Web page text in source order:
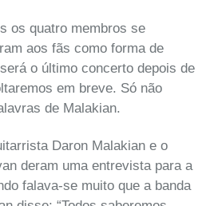
os quatro membros se
aos fãs como forma de
o último concerto depois de
em breve. Só não
de Malakian.
Daron Malakian e o
deram uma entrevista para a
falava-se muito que a banda